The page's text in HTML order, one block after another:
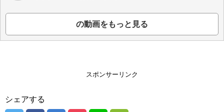
の動画をもっと見る
スポンサーリンク
シェアする